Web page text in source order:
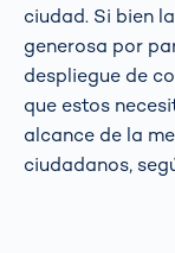
ciudad. Si bien
generosa por
despliegue de
que estos
alcance de la
ciudadanos,